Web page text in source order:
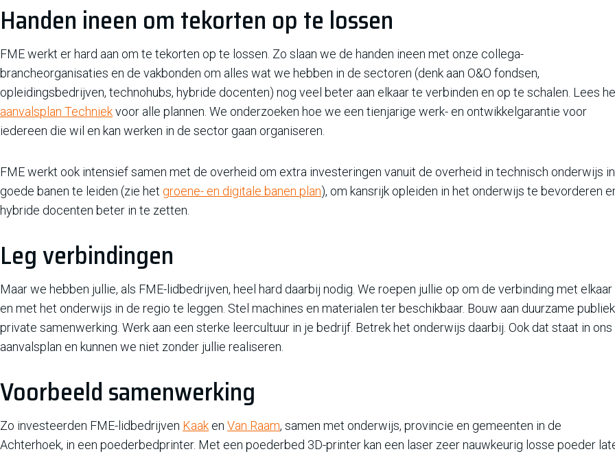
Handen ineen om tekorten op te lossen
FME werkt er hard aan om te tekorten op te lossen. Zo slaan we de handen ineen met onze collega-
brancheorganisaties en de vakbonden om alles wat we hebben in de sectoren (denk aan O&O fondsen,
opleidingsbedrijven, technohubs, hybride docenten) nog veel beter aan elkaar te verbinden en op te schalen. Lees
aanvalsplan Techniekvoor alle plannen. We onderzoeken hoe we een tienjarige werk- en ontwikkelgarantie voor
iedereen die wil en kan werken in de sector gaan organiseren.
FME werkt ook intensief samen met de overheid om extra investeringen vanuit de overheid in technisch onderwijs in
goede banen te leiden (zie het groene- en digitale banen plan), om kansrijk opleiden in het onderwijs te bevorderen
hybride docenten beter in te zetten.
Leg verbindingen
Maar we hebben jullie, als FME-lidbedrijven, heel hard daarbij nodig. We roepen jullie op om de verbinding met elkaar
en met het onderwijs in de regio te leggen. Stel machines en materialen ter beschikbaar. Bouw aan duurzame
private samenwerking. Werk aan een sterke leercultuur in je bedrijf. Betrek het onderwijs daarbij. Ook dat staat in ons
aanvalsplan en kunnen we niet zonder jullie realiseren.
Voorbeeld samenwerking
Zo investeerden FME-lidbedrijven Kaak en Van Raam, samen met onderwijs, provincie en gemeenten in de
Achterhoek, in een poederbedprinter. Met een poederbed 3D-printer kan een laser zeer nauwkeurig losse poeder